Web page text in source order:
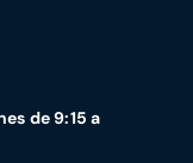
de 9:15 a